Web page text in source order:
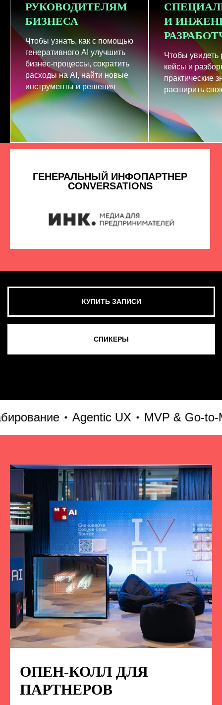
РУКОВОДИТЕЛЯМ
БИЗНЕСА
Чтобы узнать, как с помощью
генеративного AI улучшить
бизнес-процессы, сократить
расходы на AI, найти новые
инструменты и решения
И
Чтобы увидеть
кейсы и
практические
расширить
Agentic UX MVP & Go-to-
ОПЕН-КОЛЛ ДЛЯ
ПАРТНЕРОВ
ПОДПИСЫВАЙТЕСЬ
НА НАС В СОЦСЕТЯХ